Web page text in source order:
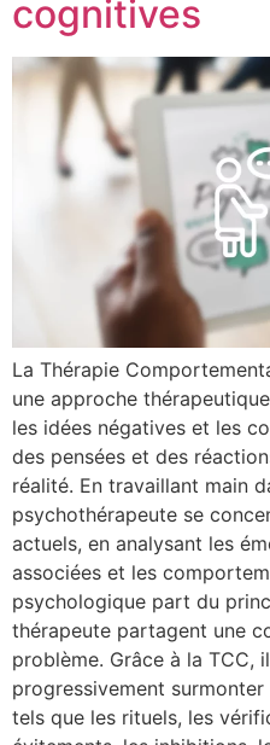
cognitives
La Thérapie
une approche
les idées négatives et les
des pensées et des
réalité. En travaillant main
psychothérapeute se
actuels, en analysant les
associées et les
psychologique part du
thérapeute partagent une
problème. Grâce à la TCC,
progressivement
tels que les rituels, les